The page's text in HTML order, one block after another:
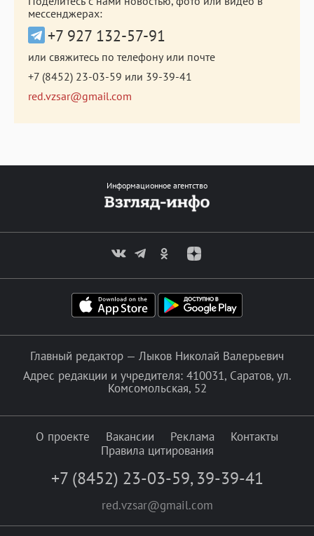
мессенджерах:
+7 927 132-57-91
или свяжитесь по телефону или почте
+7 (8452) 23-03-59 или 39-39-41
red.vzsar@gmail.com
Информационное агентство
Главный редактор — Лыков Николай Валерьевич
Адрес редакции и учредителя: 410031, Саратов, ул.
Комсомольская, 52
О проекте Вакансии Реклама
Контакты
Правила цитирования
+7 (8452) 23-03-59, 39-39-41
red.vzsar@gmail.com